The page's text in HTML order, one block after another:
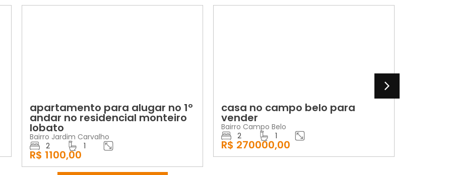
apartamento para alugar no 1º
andar no residencial monteiro
lobato
Bairro Jardim Carvalho
R$ 1100,00
casa no campo belo para
vender
Bairro Campo Belo
R$ 270000,00